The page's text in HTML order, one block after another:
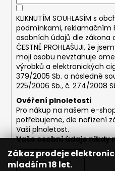
Zákaz prodeje
mladším 18 let.
195
Kč
KLIKNUTÍM SOUHLASÍM s
podmínkami, reklamačním
osobních údajů dle zákona
ČESTNĚ PROHLAŠUJI, že
moji osobu nevztahuje
výrobků a elektronických
379/2005 Sb. a následně
225/2006 Sb., č. 274/2008
Ověření plnoletosti
Pro nákup na našem e-
potřebujeme, dle nařízení
Vaši plnoletost.
Vaše osobní údaje nikdy
PŘIHLÁSIT SE